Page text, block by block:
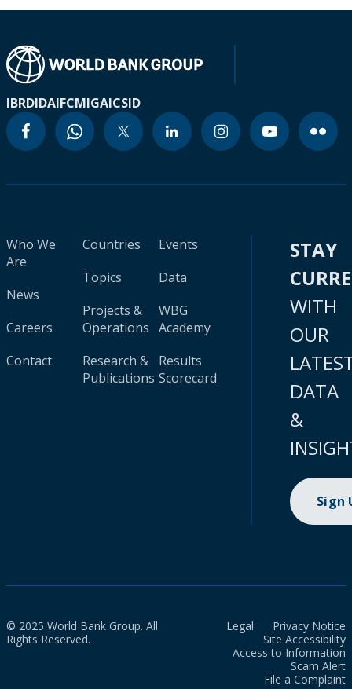
IBRDIDAIFCMIGAICSID
Who We
Are
News
Careers
Contact
Countries
Topics
Projects &
Operations
Research &
Publications
Events
Data
WBG
Academy
Results
Scorecard
STAY
WITH
OUR
DATA
&
Sign
© 2025 World Bank Group. All
Rights Reserved.
Legal
Privacy Notice
Site Accessibility
Access to Information
Scam Alert
File a Complaint